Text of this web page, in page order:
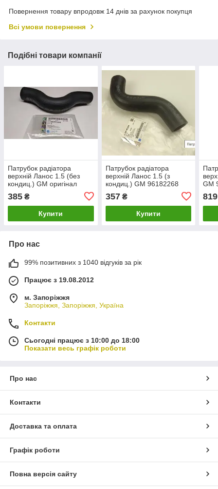
Повернення товару впродовж 14 днів за рахунок покупця
Всі умови повернення
Подібні товари компанії
Патрубок радіатора
верхній Ланос 1.5 (без
кондиц.) GM оригінал
385 ₴
Купити
Патрубок радіатора
верхній Ланос 1.5 (з
кондиц.) GM 96182268
357₴
Купити
GM
819
Про нас
99% позитивних з 1040 відгуків за рік
Працює з 19.08.2012
м. Запоріжжя
Запоріжжя, Запоріжжя, Україна
Контакти
Сьогодні працює з 10:00 до 18:00
Показати весь графік роботи
Про нас
Контакти
Доставка та оплата
Графік роботи
Повна версія сайту